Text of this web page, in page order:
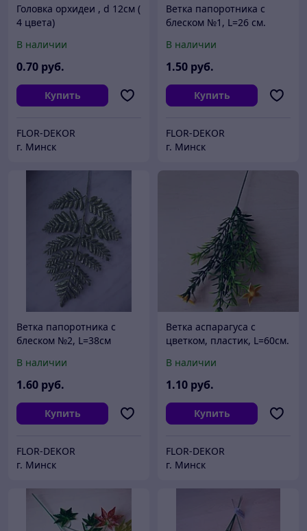
Головка орхидеи , d 12см (
4 цвета)
В наличии
0.70 руб.
Купить
FLOR-DEKOR
г. Минск
Ветка папоротника с
блеском №1, L=26 см.
В наличии
1.50 руб.
Купить
FLOR-DEKOR
г. Минск
Ветка папоротника с
блеском №2, L=38см
В наличии
1.60 руб.
Купить
FLOR-DEKOR
г. Минск
Ветка аспарагуса с
цветком, пластик, L=60см.
В наличии
1.10 руб.
Купить
FLOR-DEKOR
г. Минск